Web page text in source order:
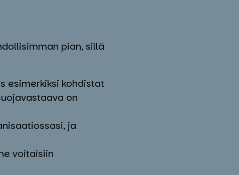
pian, sillä
esimerkiksi kohdistat
on
ja
voitaisiin